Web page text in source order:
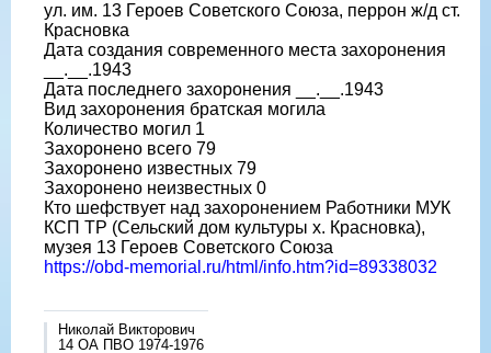
ул. им. 13 Героев Советского Союза, перрон ж/д ст.
Красновка
Дата создания современного места захоронения
__.__.1943
Дата последнего захоронения __.__.1943
Вид захоронения братская могила
Количество могил 1
Захоронено всего 79
Захоронено известных 79
Захоронено неизвестных 0
Кто шефствует над захоронением Работники МУК
КСП ТР (Сельский дом культуры х. Красновка),
музея 13 Героев Советского Союза
https://obd-memorial.ru/html/info.htm?id=89338032
Николай Викторович
14 ОА ПВО 1974-1976